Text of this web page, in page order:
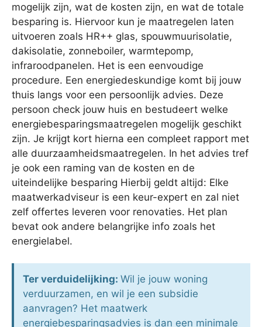
mogelijk zijn, wat de kosten zijn, en wat de totale
besparing is. Hiervoor kun je maatregelen laten
uitvoeren zoals HR++ glas, spouwmuurisolatie,
dakisolatie, zonneboiler, warmtepomp,
infraroodpanelen. Het is een eenvoudige
procedure. Een energiedeskundige komt bij jouw
thuis langs voor een persoonlijk advies. Deze
persoon check jouw huis en bestudeert welke
energiebesparingsmaatregelen mogelijk geschikt
zijn. Je krijgt kort hierna een compleet rapport met
alle duurzaamheidsmaatregelen. In het advies tref
je ook een raming van de kosten en de
uiteindelijke besparing Hierbij geldt altijd: Elke
maatwerkadviseur is een keur-expert en zal niet
zelf offertes leveren voor renovaties. Het plan
bevat ook andere belangrijke info zoals het
energielabel.
Ter verduidelijking: Wil je jouw woning
verduurzamen, en wil je een subsidie
aanvragen? Het maatwerk
energiebesparingsadvies is dan een minimale